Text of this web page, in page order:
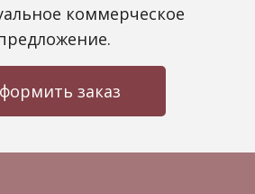
коммерческое
заказ